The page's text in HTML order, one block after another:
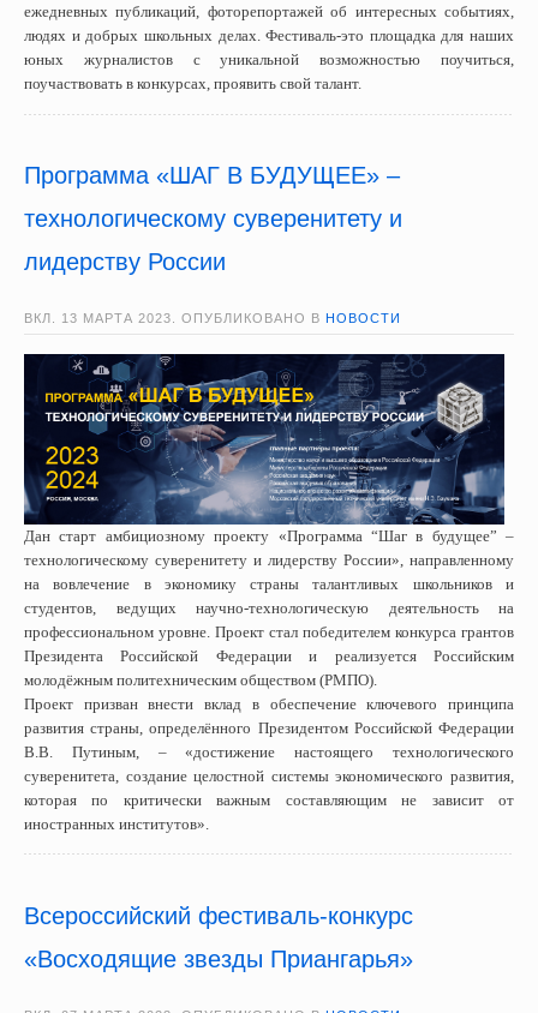
ежедневных публикаций, фоторепортажей об интересных событиях,
людях и добрых школьных делах. Фестиваль-это площадка для наших
юных журналистов с уникальной возможностью поучиться,
поучаствовать в конкурсах, проявить свой талант.
Программа «ШАГ В БУДУЩЕЕ» –
технологическому суверенитету и
лидерству России
ВКЛ. 13 МАРТА 2023 . ОПУБЛИКОВАНО В НОВОСТИ
Дан старт амбициозному проекту «Программа “Шаг в будущее” –
технологическому суверенитету и лидерству России», направленному
на вовлечение в экономику страны талантливых школьников и
студентов, ведущих научно-технологическую деятельность на
профессиональном уровне. Проект стал победителем конкурса грантов
Президента Российской Федерации и реализуется Российским
молодёжным политехническим обществом (РМПО).
Проект призван внести вклад в обеспечение ключевого принципа
развития страны, определённого Президентом Российской Федерации
В.В. Путиным, – «достижение настоящего технологического
суверенитета, создание целостной системы экономического развития,
которая по критически важным составляющим не зависит от
иностранных институтов».
Всероссийский фестиваль-конкурс
«Восходящие звезды Приангарья»